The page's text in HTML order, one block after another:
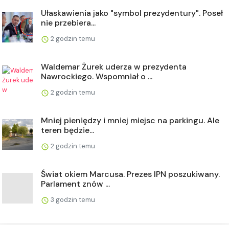
Ułaskawienia jako "symbol prezydentury". Poseł
nie przebiera...
2 godzin temu
Waldemar Żurek uderza w prezydenta
Nawrockiego. Wspomniał o ...
2 godzin temu
Mniej pieniędzy i mniej miejsc na parkingu. Ale
teren będzie...
2 godzin temu
Świat okiem Marcusa. Prezes IPN poszukiwany.
Parlament znów ...
3 godzin temu